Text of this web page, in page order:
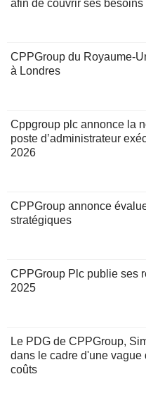
afin de couvrir ses
CPPGroup du Royaume-
à Londres
Cppgroup plc annonce la
poste d’administrateur
2026
CPPGroup annonce
stratégiques
CPPGroup Plc publie ses
2025
Le PDG de CPPGroup,
dans le cadre d'une
coûts